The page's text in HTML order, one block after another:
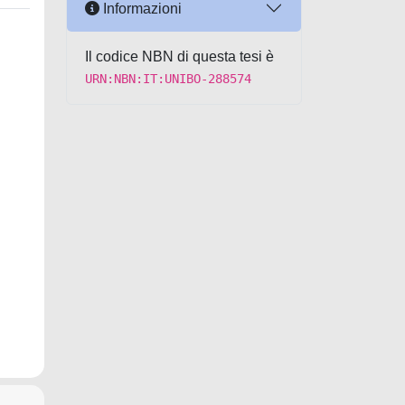
Informazioni
Il codice NBN di questa tesi è
URN:NBN:IT:UNIBO-288574